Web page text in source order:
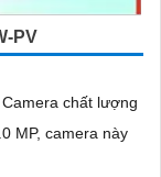
PV
chất lượng